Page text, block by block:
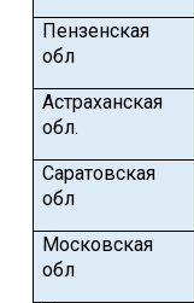
Пензенская
обл
Астраханская
обл.
Саратовская
обл
Московская
обл